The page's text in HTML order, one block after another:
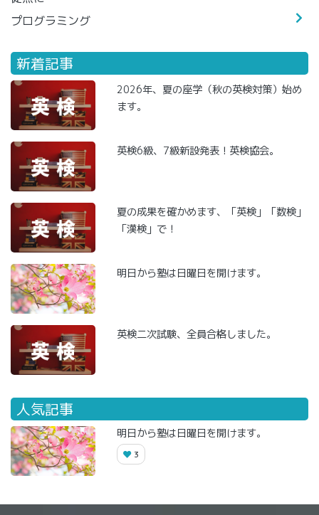
プログラミング
新着記事
2026年、夏の座学（秋の英検対策）始め
ます。
英検6級、7級新設発表！英検協会。
夏の成果を確かめます、「英検」「数検」
「漢検」で！
明日から塾は日曜日を開けます。
英検二次試験、全員合格しました。
人気記事
明日から塾は日曜日を開けます。
3